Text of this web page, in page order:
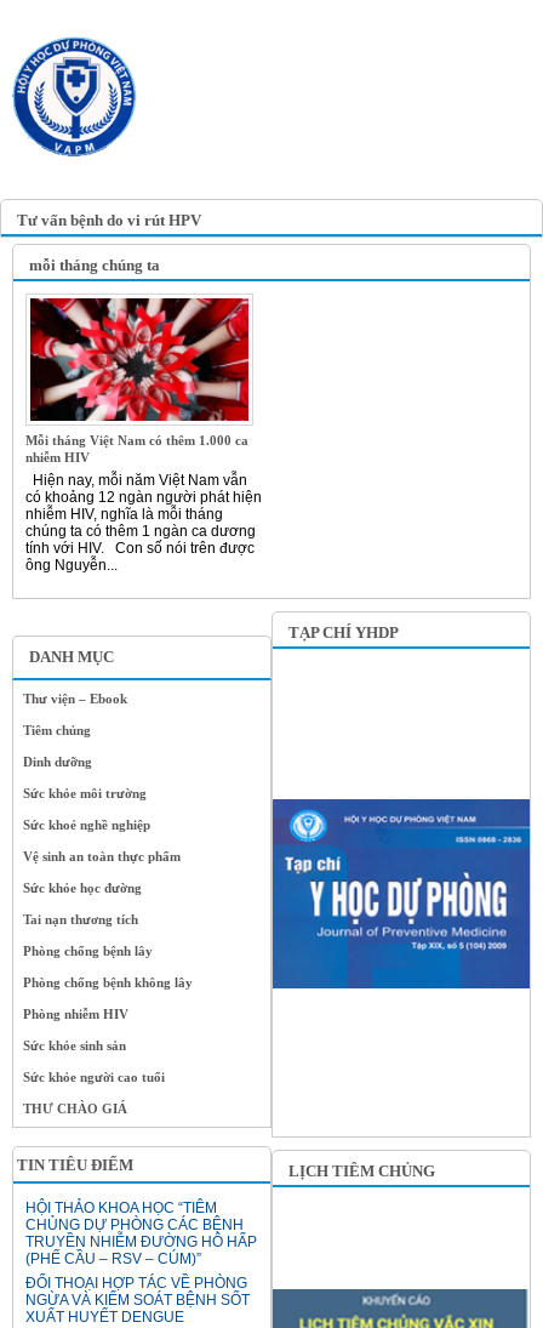
Tư vấn bệnh do vi rút HPV
DANH MỤC
Thư viện – Ebook
Tiêm chủng
Dinh dưỡng
Sức khỏe môi trường
Sức khoẻ nghề nghiệp
Vệ sinh an toàn thực phẩm
Sức khỏe học đường
Tai nạn thương tích
Phòng chống bệnh lây
Phòng chống bệnh không lây
Phòng nhiễm HIV
Sức khỏe sinh sản
Sức khỏe người cao tuổi
THƯ CHÀO GIÁ
TIN TIÊU ĐIỂM
HỘI THẢO KHOA HỌC “TIÊM
CHỦNG DỰ PHÒNG CÁC BỆNH
TRUYỀN NHIỄM ĐƯỜNG HÔ HẤP
(PHẾ CẦU – RSV – CÚM)”
ĐỐI THOẠI HỢP TÁC VỀ PHÒNG
NGỪA VÀ KIỂM SOÁT BỆNH SỐT
XUẤT HUYẾT DENGUE
mỗi tháng chúng ta
Mỗi tháng Việt Nam có thêm 1.000 ca
nhiễm HIV
Hiện nay, mỗi năm Việt Nam vẫn
có khoảng 12 ngàn người phát hiện
nhiễm HIV, nghĩa là mỗi tháng
chúng ta có thêm 1 ngàn ca dương
tính với HIV. Con số nói trên được
ông Nguyễn...
TẠP CHÍ YHDP
LỊCH TIÊM CHỦNG